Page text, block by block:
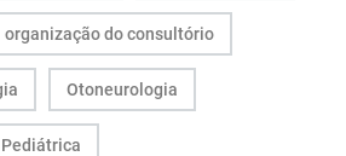
organização do consultório
Otoneurologia